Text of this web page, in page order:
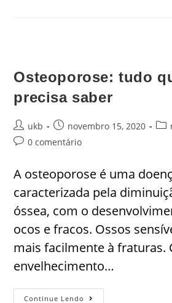
Osteoporose: tudo
precisa saber
ukb novembro 15, 2020
0 comentário
A osteoporose é uma
caracterizada pela
óssea, com o
ocos e fracos. Ossos
mais facilmente à fraturas.
envelhecimento…
Continue Lendo